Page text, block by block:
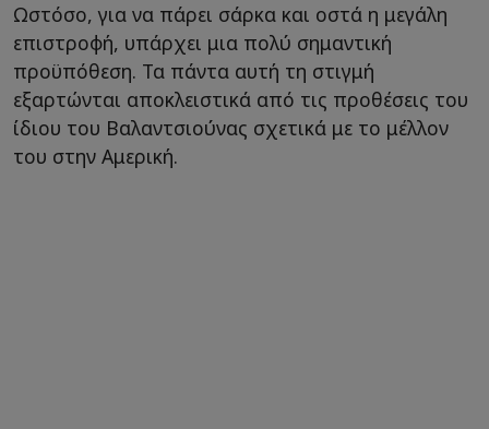
Ωστόσο, για να πάρει σάρκα και οστά η μεγάλη
επιστροφή, υπάρχει μια πολύ σημαντική
προϋπόθεση. Τα πάντα αυτή τη στιγμή
εξαρτώνται αποκλειστικά από τις προθέσεις του
ίδιου του Βαλαντσιούνας σχετικά με το μέλλον
του στην Αμερική.